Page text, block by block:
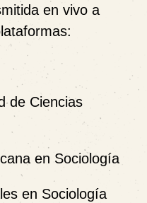
en vivo a
de Ciencias
en Sociología
en Sociología